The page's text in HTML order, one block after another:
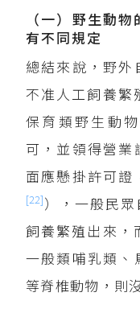
（一）野生動
有不同規定
總結來說，野
不准人工飼養繁
保育類野生動
可，並領得營業
面應懸掛許可
[22]），一般民
飼養繁殖出來，
一般類哺乳類、
等脊椎動物，則